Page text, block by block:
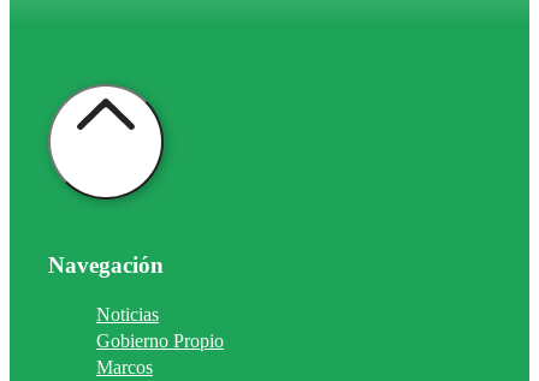
Navegación
Noticias
Gobierno Propio
Marcos